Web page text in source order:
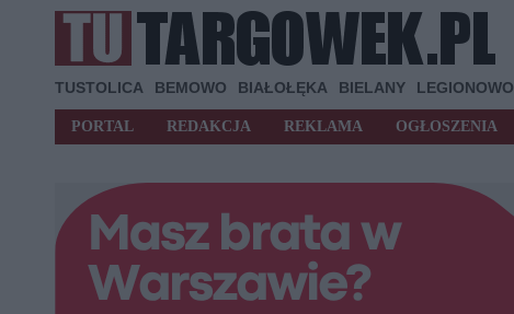
TUSTOLICA BEMOWO BIAŁOŁĘKA BIELANY LEGIONOWO
PORTAL REDAKCJA REKLAMA OGŁOSZENIA